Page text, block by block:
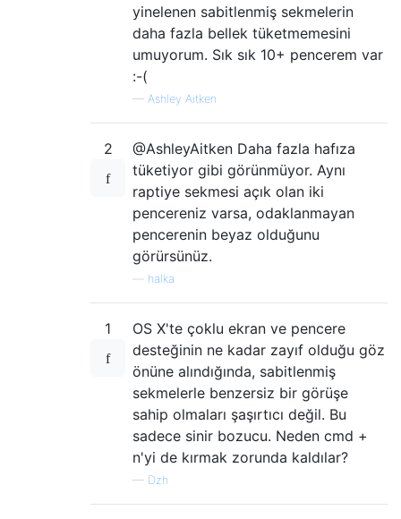
yinelenen sabitlenmiş sekmelerin
daha fazla bellek tüketmemesini
umuyorum. Sık sık 10+ pencerem var
:-(
— Ashley Aitken
2
@AshleyAitken Daha fazla hafıza
tüketiyor gibi görünmüyor. Aynı
raptiye sekmesi açık olan iki
pencereniz varsa, odaklanmayan
pencerenin beyaz olduğunu
görürsünüz.
halka
1
OS X'te çoklu ekran ve pencere
desteğinin ne kadar zayıf olduğu göz
önüne alındığında, sabitlenmiş
sekmelerle benzersiz bir görüşe
sahip olmaları şaşırtıcı değil. Bu
sadece sinir bozucu. Neden cmd +
n'yi de kırmak zorunda kaldılar?
— Dzh